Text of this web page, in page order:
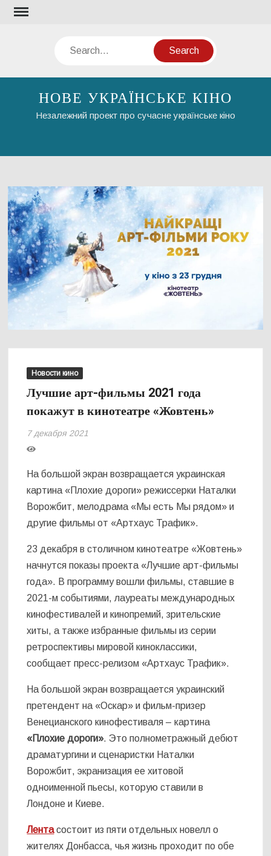
Skip
Search
НОВЕ УКРАЇНСЬКЕ КІНО
Незалежний проект про сучасне українське кіно
Новости кино
Лучшие арт-фильмы 2021 года
покажут в кинотеатре «Жовтень»
7 декабря 2021
На большой экран возвращается украинская
картина «Плохие дороги» режиссерки Наталки
Ворожбит, мелодрама «Мы есть Мы рядом» и
другие фильмы от «Артхаус Трафик».
23 декабря в столичном кинотеатре «Жовтень»
начнутся показы проекта «Лучшие aрт-фильмы
года». В программу вошли фильмы, ставшие в
2021-м событиями, лауреаты международных
кинофестивалей и кинопремий, зрительские
хиты, а также избранные фильмы из серии
ретроспективы мировой киноклассики,
сообщает пресс-релизом «Артхаус Трафик».
На большой экран возвращается украинский
претендент на «Оскар» и фильм-призер
Венецианского кинофестиваля – картина
«Плохие дороги». Это полнометражный дебют
драматургини и сценаристки Наталки
Ворожбит, экранизация ее хитовой
одноименной пьесы, которую ставили в
Лондоне и Киеве.
Лентасостоит из пяти отдельных новелл о
жителях Донбасса, чья жизнь проходит по обе